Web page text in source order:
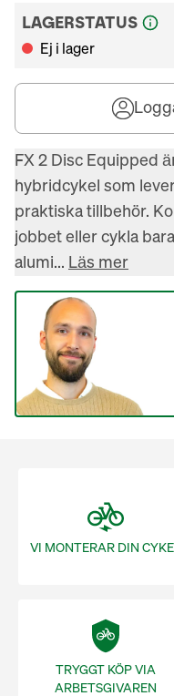
LAGERSTATUS
Ej i lager
FX 2 Disc Equipped
hybridcykel som
praktiska tillbehör.
jobbet eller cykla
alumi... Läs mer
VI MONTERAR DIN
TRYGGT KÖP VIA
ARBETSGIVAREN